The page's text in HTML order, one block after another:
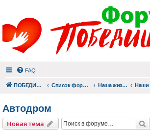
FAQ
ПОБЕДИШЬ.РУ Список форумов Наша жизнь (не всё же о суициде!)
Автодром
Новая тема